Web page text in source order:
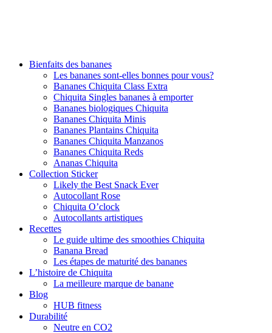
Bienfaits des bananes
Les bananes sont-elles bonnes pour vous?
Bananes Chiquita Class Extra
Chiquita Singles bananes à emporter
Bananes biologiques Chiquita
Bananes Chiquita Minis
Bananes Plantains Chiquita
Bananes Chiquita Manzanos
Bananes Chiquita Reds
Ananas Chiquita
Collection Sticker
Likely the Best Snack Ever
Autocollant Rose
Chiquita O’clock
Autocollants artistiques
Recettes
Le guide ultime des smoothies Chiquita
Banana Bread
Les étapes de maturité des bananes
L’histoire de Chiquita
La meilleure marque de banane
Blog
HUB fitness
Durabilité
Neutre en CO2